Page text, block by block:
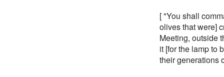
[ "You shall
olives that were]
Meeting, outside
it [for the lamp to
their generations